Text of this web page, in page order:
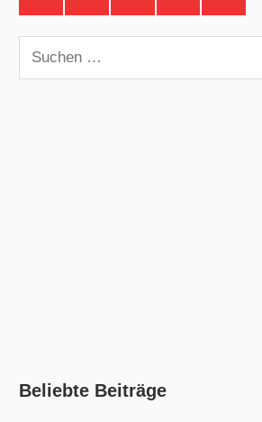
Suchen
nach:
Beliebte Beiträge